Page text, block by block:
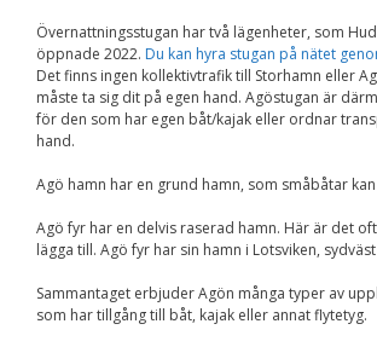
Övernattningsstugan har två lägenheter, som
öppnade 2022. Du kan hyra stugan på nätet
Det finns ingen kollektivtrafik till Storhamn eller
måste ta sig dit på egen hand. Agöstugan är
för den som har egen båt/kajak eller ordnar
hand.
Agö hamn har en grund hamn, som småbåtar
Agö fyr har en delvis raserad hamn. Här är det
lägga till. Agö fyr har sin hamn i Lotsviken,
Sammantaget erbjuder Agön många typer av
som har tillgång till båt, kajak eller annat flytetyg.